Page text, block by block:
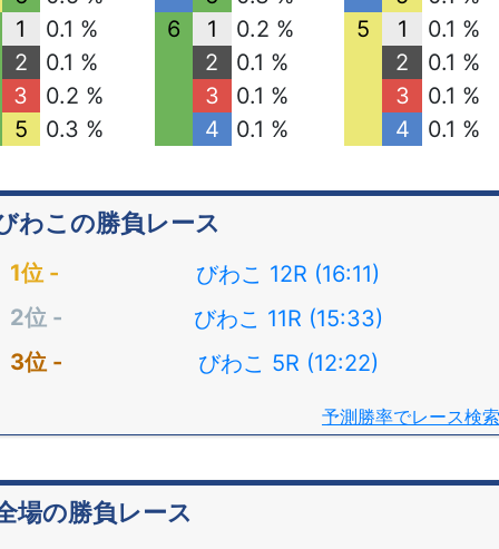
1
0.1 %
2
0.1 %
3
0.2 %
5
0.3 %
6
1
0.2 %
2
0.1 %
3
0.1 %
4
0.1 %
5
1
0.1 %
2
0.1 %
3
0.1 %
4
0.1 %
わこの勝負レース
びわこ 12R (16:11)
びわこ 11R (15:33)
びわこ 5R (12:22)
予測勝率でレース検索
場の勝負レース